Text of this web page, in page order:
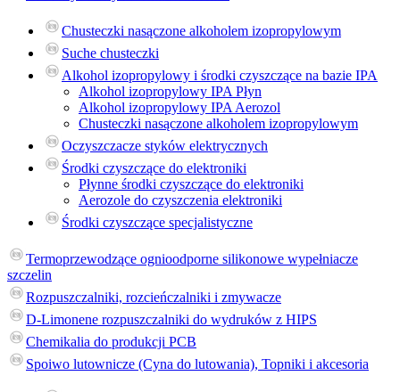
Chusteczki nasączone alkoholem izopropylowym
Suche chusteczki
Alkohol izopropylowy i środki czyszczące na bazie IPA
Alkohol izopropylowy IPA Płyn
Alkohol izopropylowy IPA Aerozol
Chusteczki nasączone alkoholem izopropylowym
Oczyszczacze styków elektrycznych
Środki czyszczące do elektroniki
Płynne środki czyszczące do elektroniki
Aerozole do czyszczenia elektroniki
Środki czyszczące specjalistyczne
Termoprzewodzące ognioodporne silikonowe wypełniacze
szczelin
Rozpuszczalniki, rozcieńczalniki i zmywacze
D-Limonene rozpuszczalniki do wydruków z HIPS
Chemikalia do produkcji PCB
Spoiwo lutownicze (Cyna do lutowania), Topniki i akcesoria